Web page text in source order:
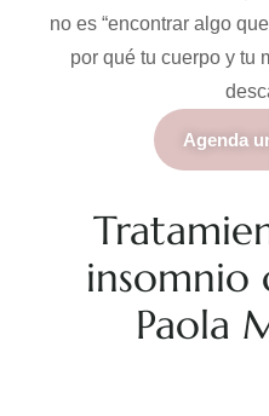
no es “encontrar algo
por qué tu cuerpo y tu
Agenda
insomnio
Paola